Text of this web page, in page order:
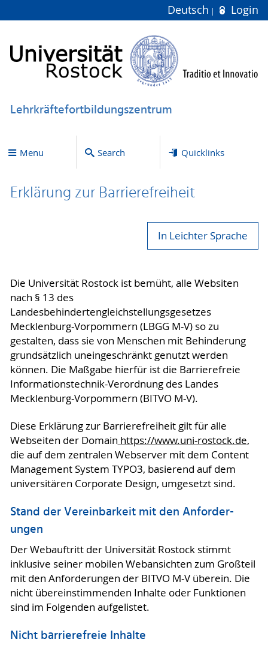
Deutsch Login
Lehrkräftefortbildungszentrum
Menu Search Quicklinks
Erklärung zur Bar­ri­e­re­frei­heit
In Leichter Sprache
Die Universität Rostock ist bemüht, alle Websiten
nach § 13 des
Landesbehindertengleichstellungsgesetzes
Mecklenburg-Vorpommern (LBGG M-V) so zu
gestalten, dass sie von Menschen mit Behinderung
grundsätzlich uneingeschränkt genutzt werden
können. Die Maßgabe hierfür ist die Barrierefreie
Informationstechnik-Verordnung des Landes
Mecklenburg-Vorpommern (BITVO M-V).
Diese Erklärung zur Barrierefreiheit gilt für alle
Webseiten der Domain https://www.uni-rostock.de,
die auf dem zentralen Webserver mit dem Content
Management System TYPO3, basierend auf dem
universitären Corporate Design, umgesetzt sind.
Stand der Vereinbarkeit mit den An­for­der­
ungen
Der Webauftritt der Universität Rostock stimmt
inklusive seiner mobilen Webansichten zum Großteil
mit den Anforderungen der BITVO M-V überein. Die
nicht übereinstimmenden Inhalte oder Funktionen
sind im Folgenden aufgelistet.
Nicht barrierefreie Inhalte